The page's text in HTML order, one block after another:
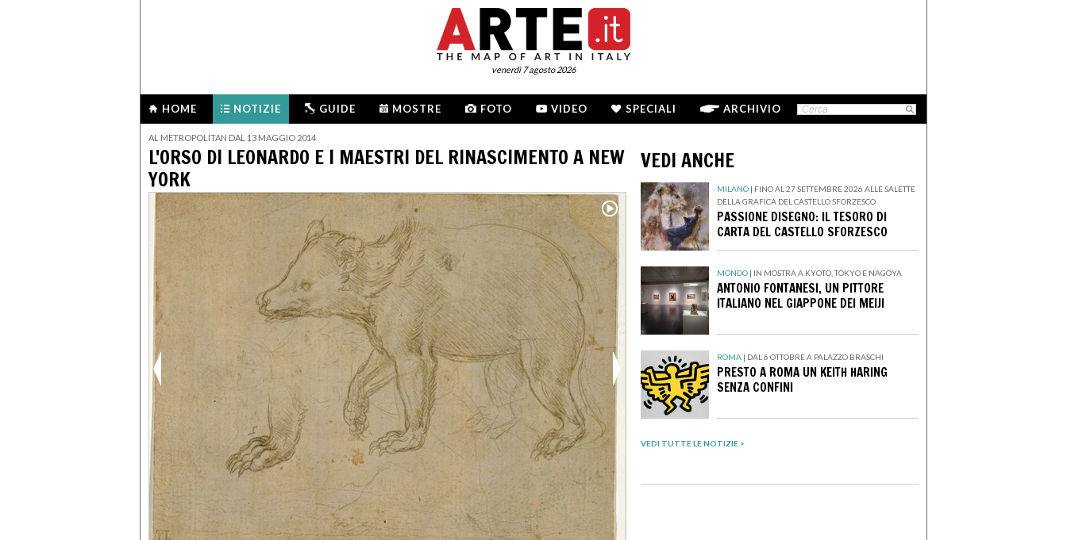
venerdì 7 agosto 2026
HOME NOTIZIE GUIDE MOSTRE FOTO VIDEO SPECIALI ARCHIVIO
AL METROPOLITAN DAL 13 MAGGIO 2014
L'ORSO DI LEONARDO E I MAESTRI DEL RINASCIMENTO A NEW
YORK
VEDI ANCHE
MILANO | FINO AL 27 SETTEMBRE 2026 ALLE SALETTE
DELLA GRAFICA DEL CASTELLO SFORZESCO
PASSIONE DISEGNO: IL TESORO DI
CARTA DEL CASTELLO SFORZESCO
MONDO | IN MOSTRA A KYOTO, TOKYO E NAGOYA
ANTONIO FONTANESI, UN PITTORE
ITALIANO NEL GIAPPONE DEI MEIJI
ROMA | DAL 6 OTTOBRE A PALAZZO BRASCHI
PRESTO A ROMA UN KEITH HARING
SENZA CONFINI
VEDI TUTTE LE NOTIZIE >